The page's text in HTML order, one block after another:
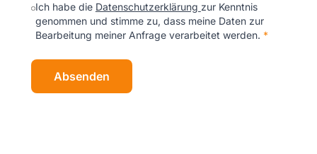
Ich habe die Datenschutzerklärung zur Kenntnis
genommen und stimme zu, dass meine Daten zur
Bearbeitung meiner Anfrage verarbeitet werden. *
Absenden